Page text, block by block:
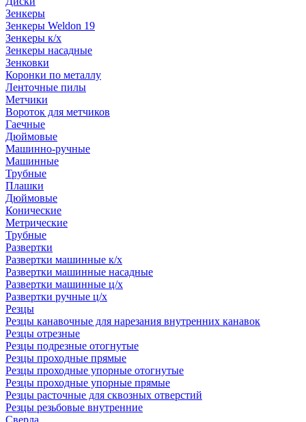
Зенкеры
Зенкеры Weldon 19
Зенкеры к/х
Зенкеры насадные
Зенковки
Коронки по металлу
Ленточные пилы
Метчики
Вороток для метчиков
Гаечные
Дюймовые
Машинно-ручные
Машинные
Трубные
Плашки
Дюймовые
Конические
Метрические
Трубные
Развертки
Развертки машинные к/х
Развертки машинные насадные
Развертки машинные ц/х
Развертки ручные ц/х
Резцы
Резцы канавочные для нарезания внутренних канавок
Резцы отрезные
Резцы подрезные отогнутые
Резцы проходные прямые
Резцы проходные упорные отогнутые
Резцы проходные упорные прямые
Резцы расточные для сквозных отверстий
Резцы резьбовые внутренние
Сверла